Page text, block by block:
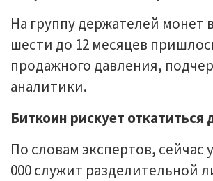
На группу держателей монет
шести до 12 месяцев
продажного давления,
аналитики.
Биткоин рискует откатиться
По словам экспертов, сейчас
000 служит разделительной